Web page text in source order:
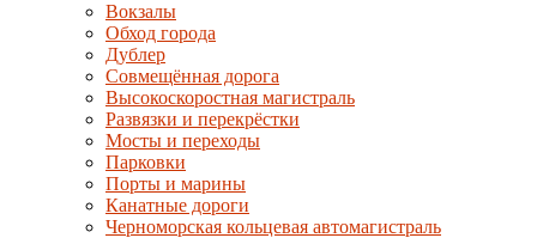
Вокзалы
Обход города
Дублер
Совмещённая дорога
Высокоскоростная магистраль
Развязки и перекрёстки
Мосты и переходы
Парковки
Порты и марины
Канатные дороги
Черноморская кольцевая автомагистраль